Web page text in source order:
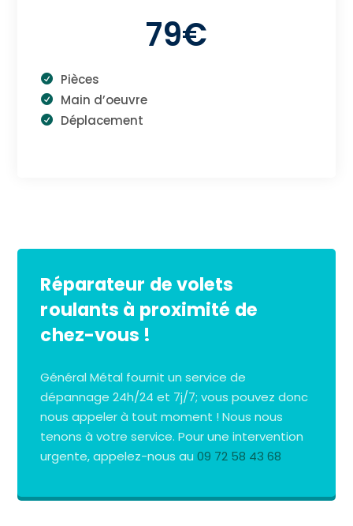
79€
Pièces
Main d’oeuvre
Déplacement
Réparateur de volets
roulants à proximité de
chez-vous !
Général Métal fournit un service de
dépannage 24h/24 et 7j/7; vous pouvez donc
nous appeler à tout moment ! Nous nous
tenons à votre service. Pour une intervention
urgente, appelez-nous au09 72 58 43 68